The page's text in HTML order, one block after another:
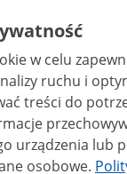
Treści
są
bez
w celu
ruchu i
treści do
urządzenia lub
osobowe.